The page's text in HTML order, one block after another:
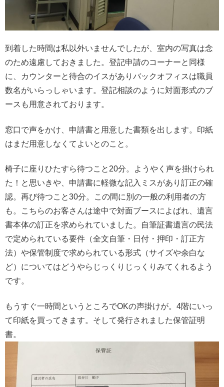
到着した時間は私以外いませんでしたが、室内の写真は念
のため遠慮しておきました。登記申請のコーナーと同様
に、カウンターと待合のイスがありバックオフィスは職員
数名がいらっしゃいます。登記相談のように対面形式のブ
ースも用意されております。
窓口で声をかけ、申請書と用意した書類を出します。印紙
はまだ用意しなくてよいとのこと。
椅子に座りひたすら待つこと20分。ようやく声を掛けられ
た！と思いきや、申請書に軽微な記入ミスがあり訂正の確
認。再び待つこと30分。この間に別の一般の利用者の方
も。こちらのお客さんは途中で対面ブースによばれ、遺言
書本体の訂正を求められていました。自筆証書遺言の民法
で定められている要件（全文自筆・日付・押印・訂正方
法）や保管制度で求められている形式（サイズや余白な
ど）についてはどうやらじっくりじっくりみてくれるよう
です。
もうすぐ一時間というところでOKの声掛けが。4階にいっ
て印紙を買ってきます。そして発行されました保管証明
書。